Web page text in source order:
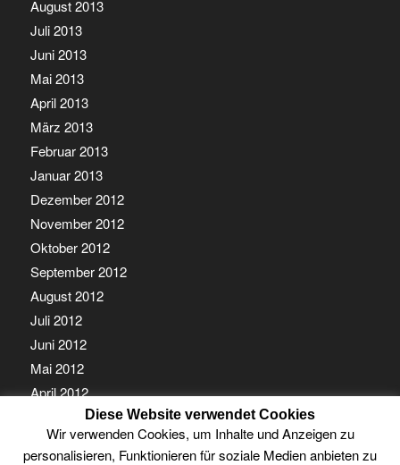
August 2013
Juli 2013
Juni 2013
Mai 2013
April 2013
März 2013
Februar 2013
Januar 2013
Dezember 2012
November 2012
Oktober 2012
September 2012
August 2012
Juli 2012
Juni 2012
Mai 2012
April 2012
März 2012
Februar 2012
Diese Website verwendet Cookies
Wir verwenden Cookies, um Inhalte und Anzeigen zu
personalisieren, Funktionieren für soziale Medien anbieten zu